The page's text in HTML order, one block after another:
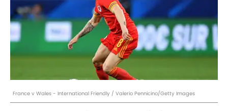
France v Wales - International Friendly / Valerio Pennicino/Getty Images